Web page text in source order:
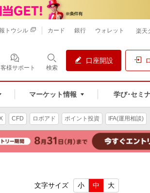
様サポート 検索
口座開設
マーケット情報 学び･セミ
トウシル カード 銀行 ウォレット 楽天
CFD ロボアド ポイント投資 IFA(運用相談)
文字サイズ 小 中 大